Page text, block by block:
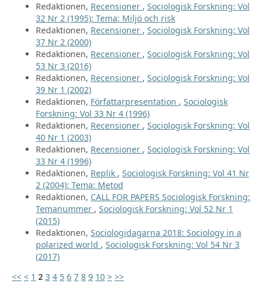
Redaktionen, Recensioner , Sociologisk Forskning: Vol
32 Nr 2 (1995): Tema: Miljö och risk
Redaktionen, Recensioner , Sociologisk Forskning: Vol
37 Nr 2 (2000)
Redaktionen, Recensioner , Sociologisk Forskning: Vol
53 Nr 3 (2016)
Redaktionen, Recensioner , Sociologisk Forskning: Vol
39 Nr 1 (2002)
Redaktionen, Författarpresentation , Sociologisk
Forskning: Vol 33 Nr 4 (1996)
Redaktionen, Recensioner , Sociologisk Forskning: Vol
40 Nr 1 (2003)
Redaktionen, Recensioner , Sociologisk Forskning: Vol
33 Nr 4 (1996)
Redaktionen, Replik , Sociologisk Forskning: Vol 41 Nr
2 (2004): Tema: Metod
Redaktionen, CALL FOR PAPERS Sociologisk Forskning:
Temanummer , Sociologisk Forskning: Vol 52 Nr 1
(2015)
Redaktionen, Sociologidagarna 2018: Sociology in a
polarized world , Sociologisk Forskning: Vol 54 Nr 3
(2017)
<< < 1 2 3 4 5 6 7 8 9 10 > >>